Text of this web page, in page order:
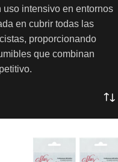
intensivo en entornos
en cubrir todas las
proporcionando
que combinan